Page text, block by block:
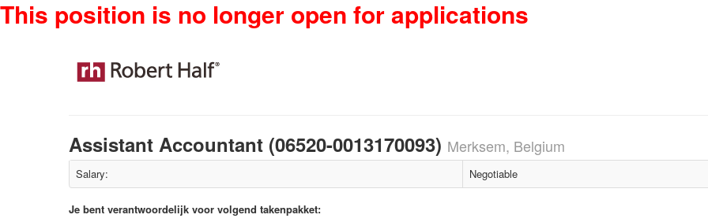
This position is no longer open for applications
Assistant Accountant (06520-0013170093) Merksem, Belgium
Salary: Negotiable
Je bent verantwoordelijk voor volgend takenpakket: